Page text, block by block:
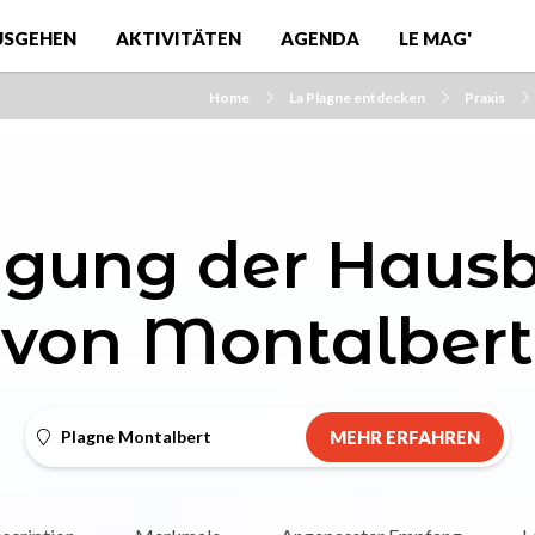
AKTIVITÄTEN AGENDA LE MAG'
Home La Plagne entdecken Praxis
der
von Montalbert
Plagne Montalbert MEHR ERFAHREN